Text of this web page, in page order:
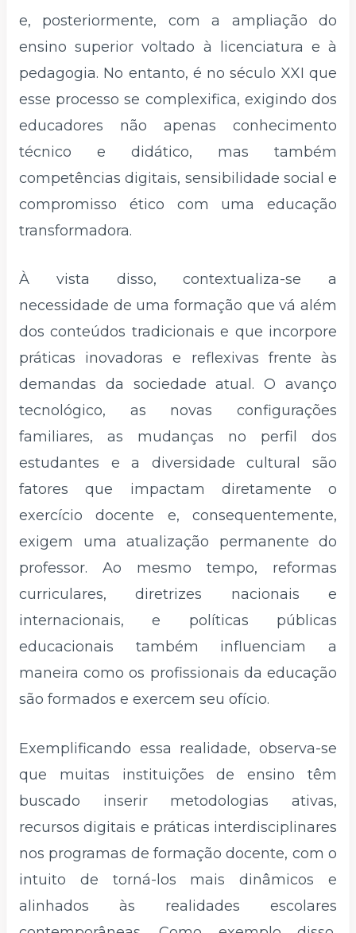
e, posteriormente, com a ampliação do
ensino superior voltado à licenciatura e à
pedagogia. No entanto, é no século XXI que
esse processo se complexifica, exigindo dos
educadores não apenas conhecimento
técnico e didático, mas também
competências digitais, sensibilidade social e
compromisso ético com uma educação
transformadora.
À vista disso, contextualiza-se a
necessidade de uma formação que vá além
dos conteúdos tradicionais e que incorpore
práticas inovadoras e reflexivas frente às
demandas da sociedade atual. O avanço
tecnológico, as novas configurações
familiares, as mudanças no perfil dos
estudantes e a diversidade cultural são
fatores que impactam diretamente o
exercício docente e, consequentemente,
exigem uma atualização permanente do
professor. Ao mesmo tempo, reformas
curriculares, diretrizes nacionais e
internacionais, e políticas públicas
educacionais também influenciam a
maneira como os profissionais da educação
são formados e exercem seu ofício.
Exemplificando essa realidade, observa-se
que muitas instituições de ensino têm
buscado inserir metodologias ativas,
recursos digitais e práticas interdisciplinares
nos programas de formação docente, com o
intuito de torná-los mais dinâmicos e
alinhados às realidades escolares